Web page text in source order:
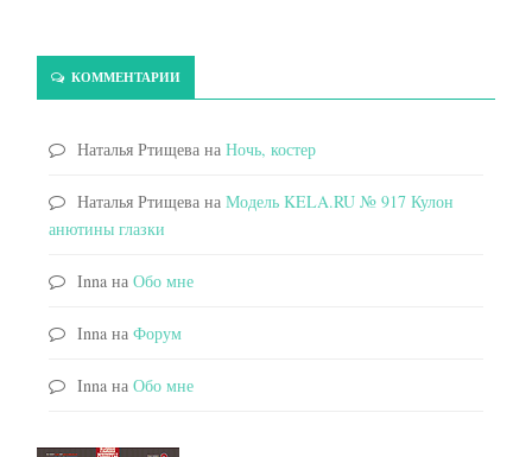
КОММЕНТАРИИ
Наталья Ртищева на Ночь, костер
Наталья Ртищева на Модель KELA.RU № 917 Кулон
анютины глазки
Inna на Обо мне
Inna на Форум
Inna на Обо мне